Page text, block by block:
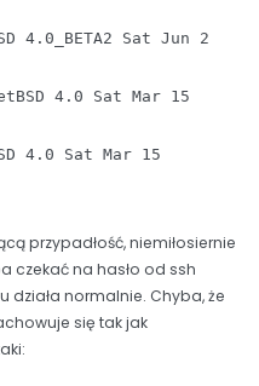
4.0_BETA2 Sat Jun 2
4.0 Sat Mar 15
4.0 Sat Mar 15
przypadłość, niemiłosiernie
czekać na hasło od ssh
działa normalnie. Chyba, że
się tak jak